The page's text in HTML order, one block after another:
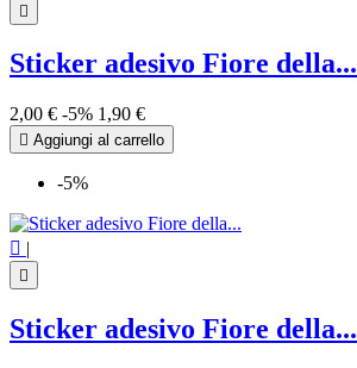

Sticker adesivo Fiore della...
2,00 € -5% 1,90 €
 Aggiungi al carrello
-5%
 |

Sticker adesivo Fiore della...